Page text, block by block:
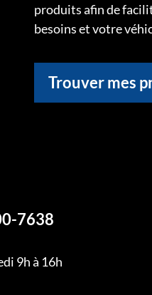
produits afin de
besoins et votre
Trouver mes
7638
9h à 16h